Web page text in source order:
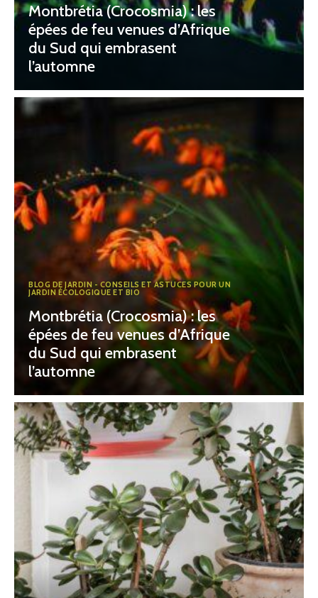
Montbrétia (Crocosmia) : les
épées de feu venues d’Afrique
du Sud qui embrasent
l’automne
BLOG DE JARDIN - CONSEILS ET ASTUCES POUR UN
JARDIN ÉCOLOGIQUE ET BIO
Montbrétia (Crocosmia) : les
épées de feu venues d’Afrique
du Sud qui embrasent
l’automne